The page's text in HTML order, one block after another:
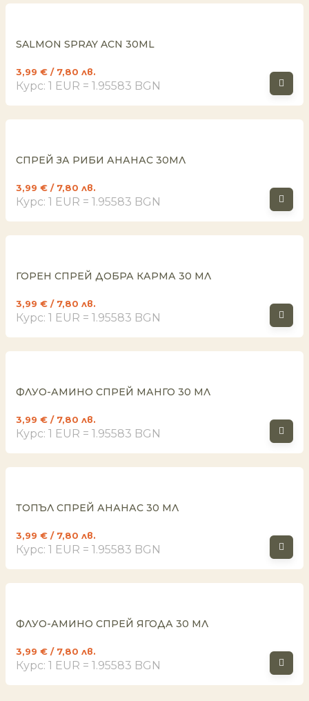
SALMON SPRAY ACN 30ML
3,99 € / 7,80 лв.
Курс: 1 EUR = 1.95583 BGN
СПРЕЙ ЗА РИБИ АНАНАС 30МЛ
3,99 € / 7,80 лв.
Курс: 1 EUR = 1.95583 BGN
ГОРЕН СПРЕЙ ДОБРА КАРМА 30 МЛ
3,99 € / 7,80 лв.
Курс: 1 EUR = 1.95583 BGN
ФЛУО-АМИНО СПРЕЙ МАНГО 30 МЛ
3,99 € / 7,80 лв.
Курс: 1 EUR = 1.95583 BGN
ТОПЪЛ СПРЕЙ АНАНАС 30 МЛ
3,99 € / 7,80 лв.
Курс: 1 EUR = 1.95583 BGN
ФЛУО-АМИНО СПРЕЙ ЯГОДА 30 МЛ
3,99 € / 7,80 лв.
Курс: 1 EUR = 1.95583 BGN